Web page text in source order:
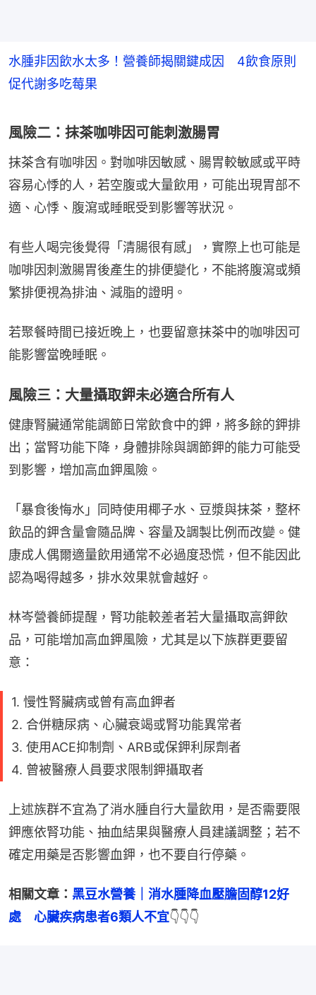
水腫非因飲水太多！營養師揭關鍵成因 4飲食原則
促代謝多吃莓果
風險二：抹茶咖啡因可能刺激腸胃
抹茶含有咖啡因。對咖啡因敏感、腸胃較敏感或平時
容易心悸的人，若空腹或大量飲用，可能出現胃部不
適、心悸、腹瀉或睡眠受到影響等狀況。
有些人喝完後覺得「清腸很有感」，實際上也可能是
咖啡因刺激腸胃後產生的排便變化，不能將腹瀉或頻
繁排便視為排油、減脂的證明。
若聚餐時間已接近晚上，也要留意抹茶中的咖啡因可
能影響當晚睡眠。
風險三：大量攝取鉀未必適合所有人
健康腎臟通常能調節日常飲食中的鉀，將多餘的鉀排
出；當腎功能下降，身體排除與調節鉀的能力可能受
到影響，增加高血鉀風險。
「暴食後悔水」同時使用椰子水、豆漿與抹茶，整杯
飲品的鉀含量會隨品牌、容量及調製比例而改變。健
康成人偶爾適量飲用通常不必過度恐慌，但不能因此
認為喝得越多，排水效果就會越好。
林岑營養師提醒，腎功能較差者若大量攝取高鉀飲
品，可能增加高血鉀風險，尤其是以下族群更要留
意：
1. 慢性腎臟病或曾有高血鉀者
2. 合併糖尿病、心臟衰竭或腎功能異常者
3. 使用ACE抑制劑、ARB或保鉀利尿劑者
4. 曾被醫療人員要求限制鉀攝取者
上述族群不宜為了消水腫自行大量飲用，是否需要限
鉀應依腎功能、抽血結果與醫療人員建議調整；若不
確定用藥是否影響血鉀，也不要自行停藥。
相關文章： 黑豆水營養｜消水腫降血壓膽固醇12好
處　心臟疾病患者6類人不宜👇👇👇